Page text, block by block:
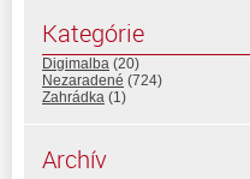
Kategórie
Digimalba (20)
Nezaradené (724)
Zahrádka (1)
Archív